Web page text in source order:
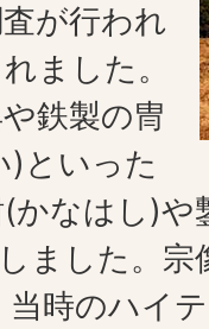
が行われ
ました。
鉄製の冑
)といった
かなはし)
ました。宗
時のハイ